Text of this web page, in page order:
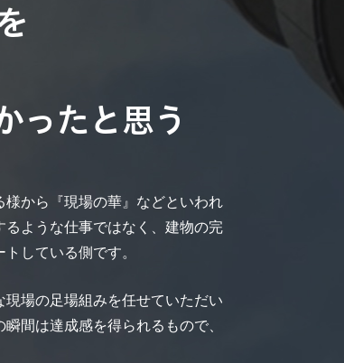
ったと思う
から『現場の華』などといわれ
ような仕事ではなく、建物の完
している側です。
場の足場組みを任せていただい
間は達成感を得られるもので、